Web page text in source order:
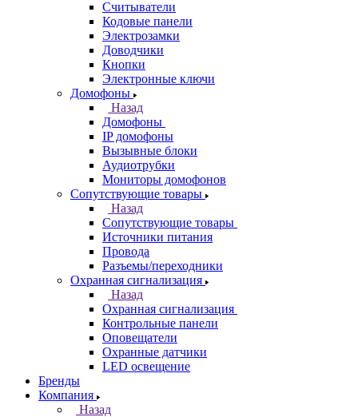
Считыватели
Кодовые панели
Электрозамки
Доводчики
Кнопки
Электронные ключи
Домофоны
Назад
Домофоны
IP домофоны
Вызывные блоки
Аудиотрубки
Мониторы домофонов
Сопутствующие товары
Назад
Сопутствующие товары
Источники питания
Провода
Разъемы/переходники
Охранная сигнализация
Назад
Охранная сигнализация
Контрольные панели
Оповещатели
Охранные датчики
LED освещение
Бренды
Компания
Назад